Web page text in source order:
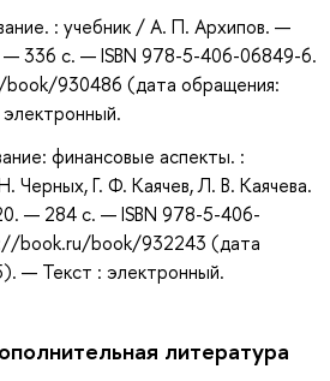
: учебник / А. П. Архипов. —
— 336 с. — ISBN 978-5-406-06849-6.
930486 (дата обращения:
финансовые аспекты. :
Г. Ф. Каячев, Л. В. Каячева.
— 284 с. — ISBN 978-5-406-
book.ru/book/932243 (дата
— Текст : электронный.
литература